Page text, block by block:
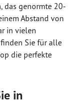
das genormte 20-
Abstand von
in vielen
Sie für alle
die perfekte
in